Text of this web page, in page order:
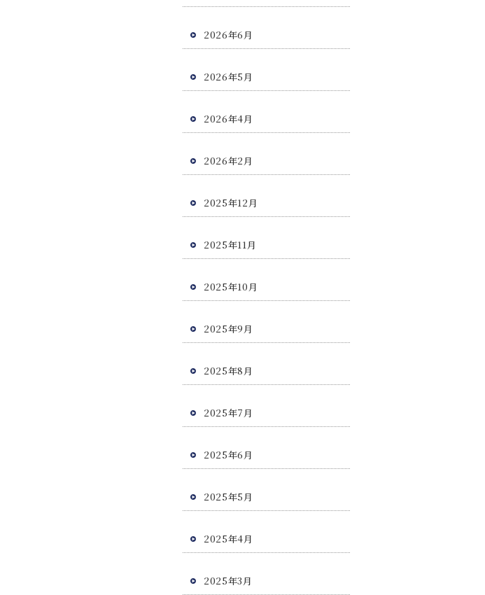
2026年6月
2026年5月
2026年4月
2026年2月
2025年12月
2025年11月
2025年10月
2025年9月
2025年8月
2025年7月
2025年6月
2025年5月
2025年4月
2025年3月